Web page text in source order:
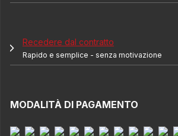
Recedere dal contratto
Rapido e semplice - senza motivazione
MODALITÀ DI PAGAMENTO